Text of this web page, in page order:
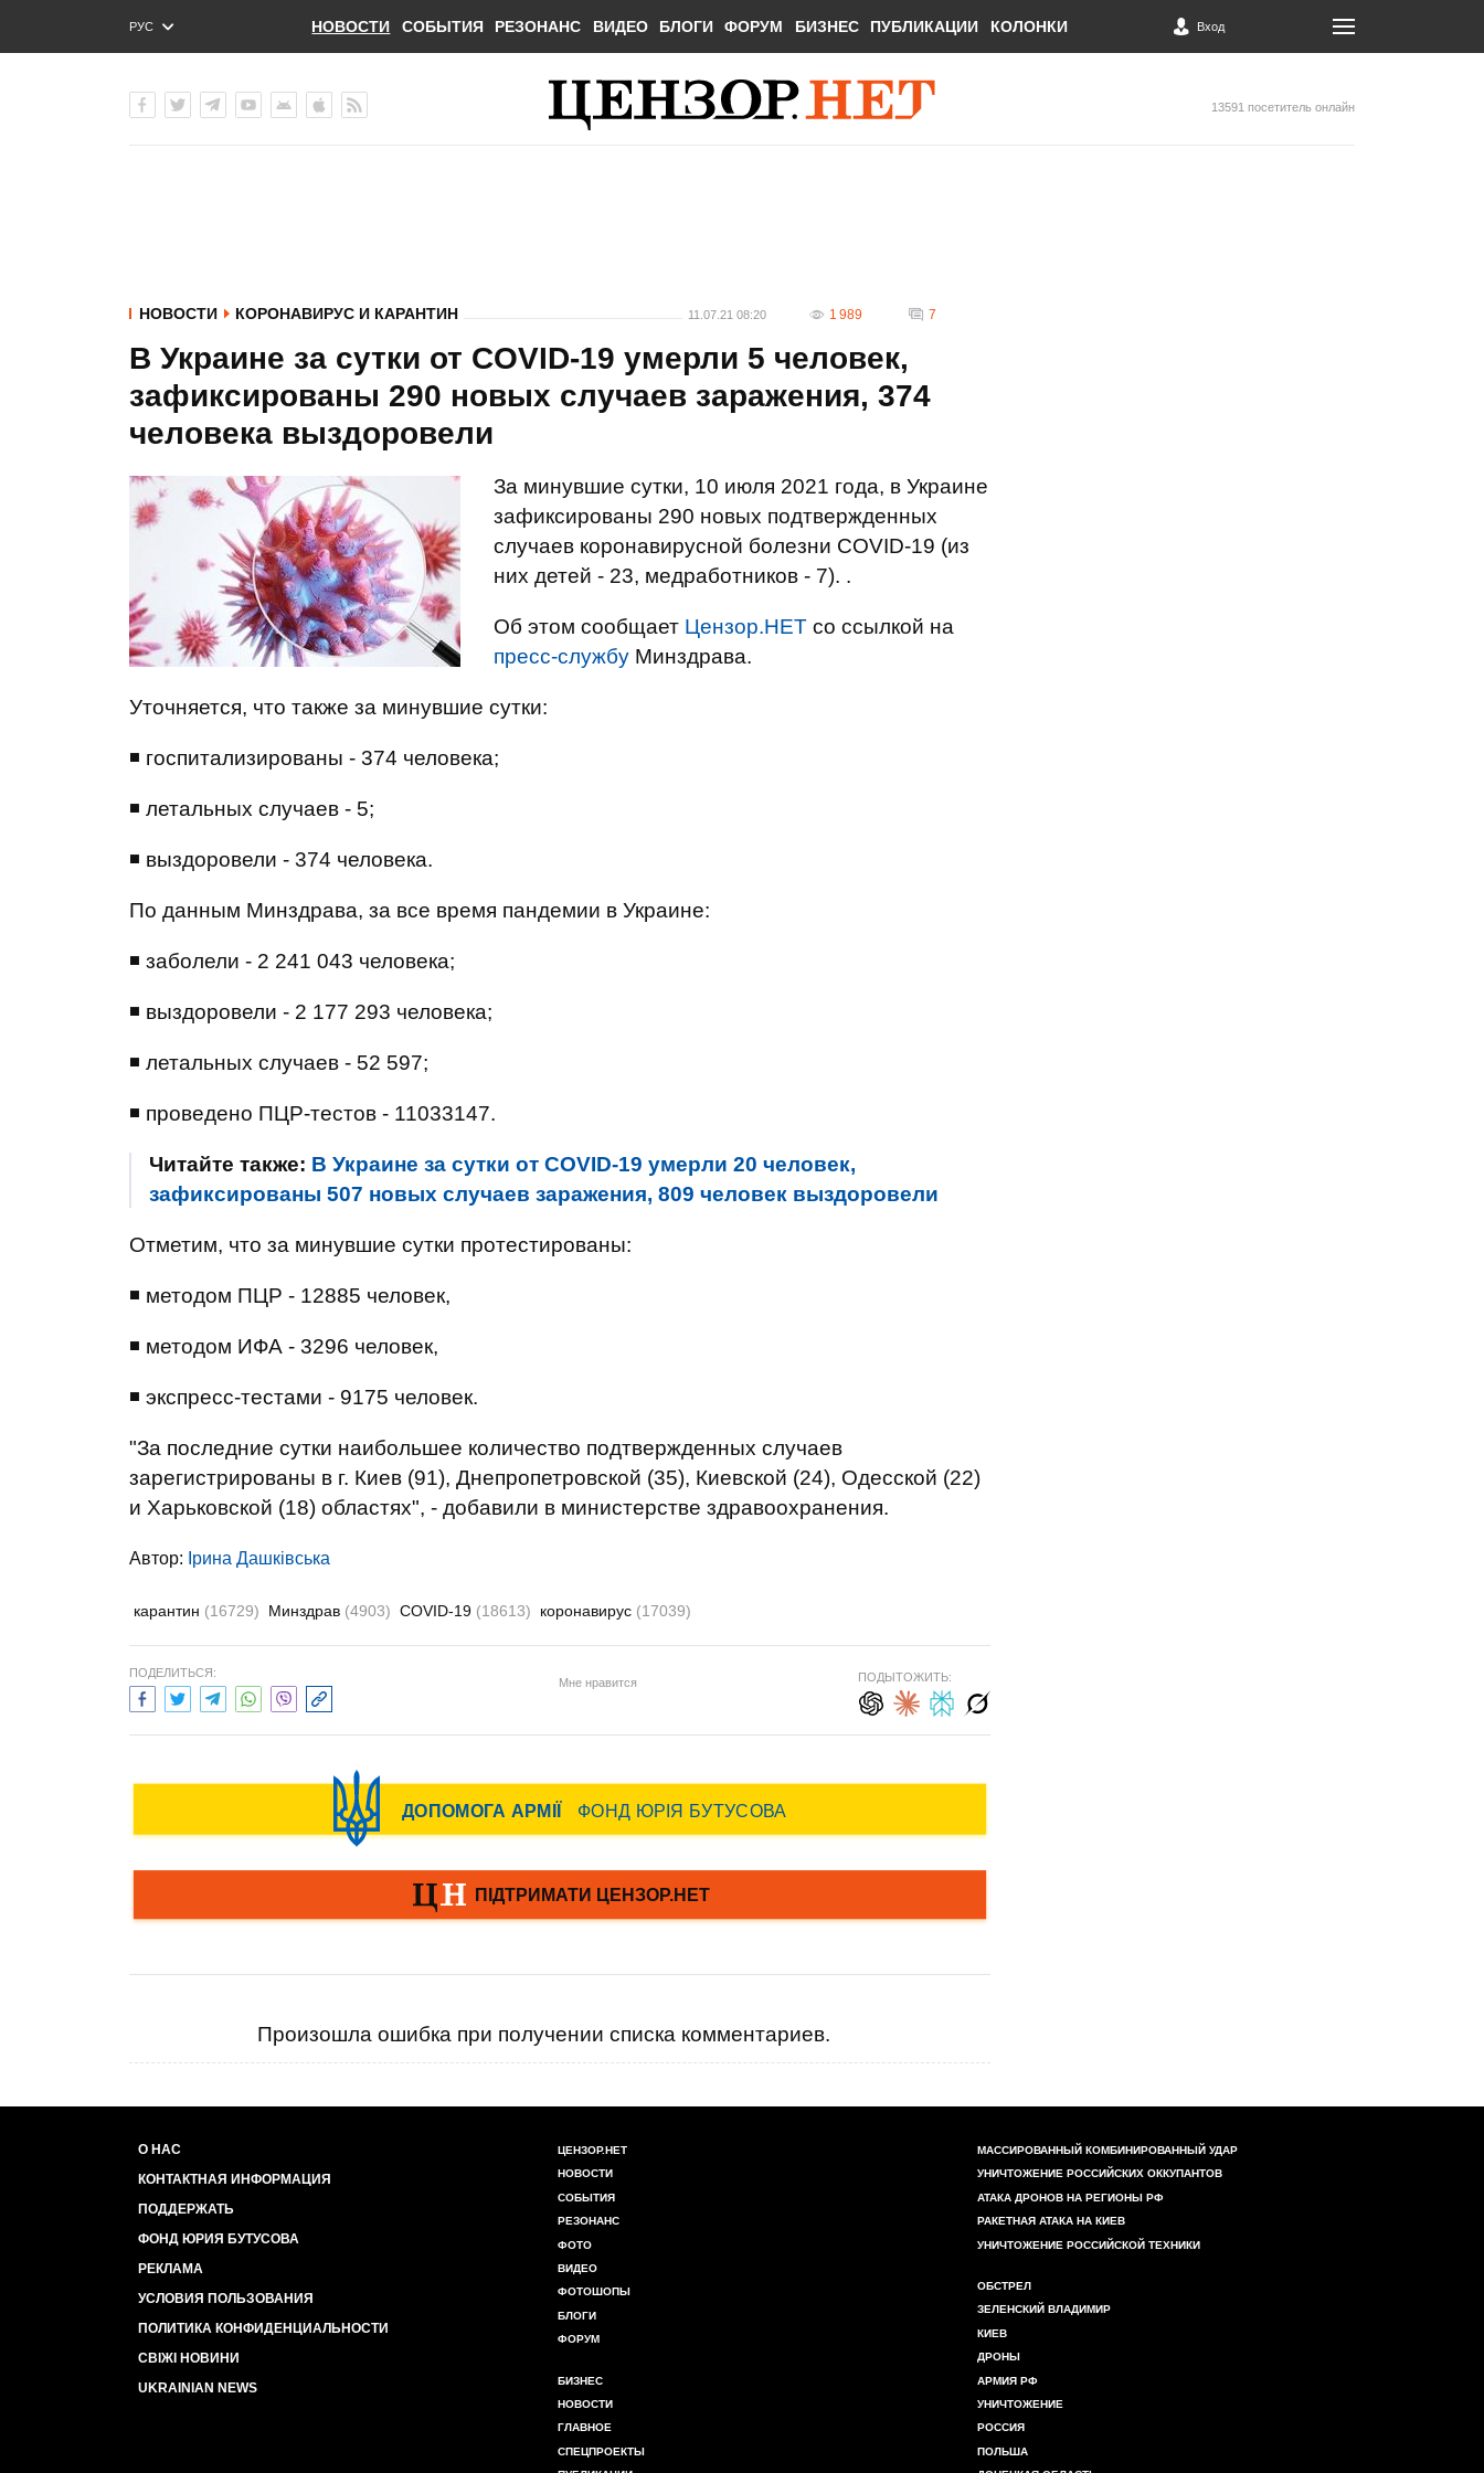
РУС
ENG
НОВОСТИ СОБЫТИЯ РЕЗОНАНС ВИДЕО БЛОГИ ФОРУМ БИЗНЕС ПУБЛИКАЦИИ КОЛОНКИ Вход
13591 посетитель онлайн
НОВОСТИ КОРОНАВИРУС И КАРАНТИН 11.07.21 08:20 1 989 7
В Украине за сутки от COVID-19 умерли 5 человек,
зафиксированы 290 новых случаев заражения, 374
человека выздоровели
За минувшие сутки, 10 июля 2021 года, в Украине
зафиксированы 290 новых подтвержденных
случаев коронавирусной болезни COVID-19 (из
них детей - 23, медработников - 7). .
Об этом сообщает Цензор.НЕТ со ссылкой на
пресс-службу Минздрава.
Уточняется, что также за минувшие сутки:
◾ госпитализированы - 374 человека;
◾ летальных случаев - 5;
◾ выздоровели - 374 человека.
По данным Минздрава, за все время пандемии в Украине:
◾ заболели - 2 241 043 человека;
◾ выздоровели - 2 177 293 человека;
◾ летальных случаев - 52 597;
◾ проведено ПЦР-тестов - 11033147.
Читайте также: В Украине за сутки от COVID-19 умерли 20 человек,
зафиксированы 507 новых случаев заражения, 809 человек выздоровели
Отметим, что за минувшие сутки протестированы:
◾ методом ПЦР - 12885 человек,
◾ методом ИФА - 3296 человек,
◾ экспресс-тестами - 9175 человек.
"За последние сутки наибольшее количество подтвержденных случаев
зарегистрированы в г. Киев (91), Днепропетровской (35), Киевской (24), Одесской (22)
и Харьковской (18) областях", - добавили в министерстве здравоохранения.
Автор: Ірина Дашківська
карантин (16729) Минздрав (4903) COVID-19 (18613) коронавирус (17039)
ПОДЕЛИТЬСЯ:
Мне нравится ПОДЫТОЖИТЬ:
Произошла ошибка при получении списка комментариев.
О НАС
КОНТАКТНАЯ ИНФОРМАЦИЯ
ПОДДЕРЖАТЬ
ФОНД ЮРИЯ БУТУСОВА
РЕКЛАМА
УСЛОВИЯ ПОЛЬЗОВАНИЯ
ПОЛИТИКА КОНФИДЕНЦИАЛЬНОСТИ
СВІЖІ НОВИНИ
UKRAINIAN NEWS
ЦЕНЗОР.НЕТ
НОВОСТИ
СОБЫТИЯ
РЕЗОНАНС
ФОТО
ВИДЕО
ФОТОШОПЫ
БЛОГИ
ФОРУМ
БИЗНЕС
НОВОСТИ
ГЛАВНОЕ
СПЕЦПРОЕКТЫ
МАССИРОВАННЫЙ КОМБИНИРОВАННЫЙ УДАР
УНИЧТОЖЕНИЕ РОССИЙСКИХ ОККУПАНТОВ
АТАКА ДРОНОВ НА РЕГИОНЫ РФ
РАКЕТНАЯ АТАКА НА КИЕВ
УНИЧТОЖЕНИЕ РОССИЙСКОЙ ТЕХНИКИ
ОБСТРЕЛ
ЗЕЛЕНСКИЙ ВЛАДИМИР
КИЕВ
ДРОНЫ
АРМИЯ РФ
УНИЧТОЖЕНИЕ
РОССИЯ
ПОЛЬША